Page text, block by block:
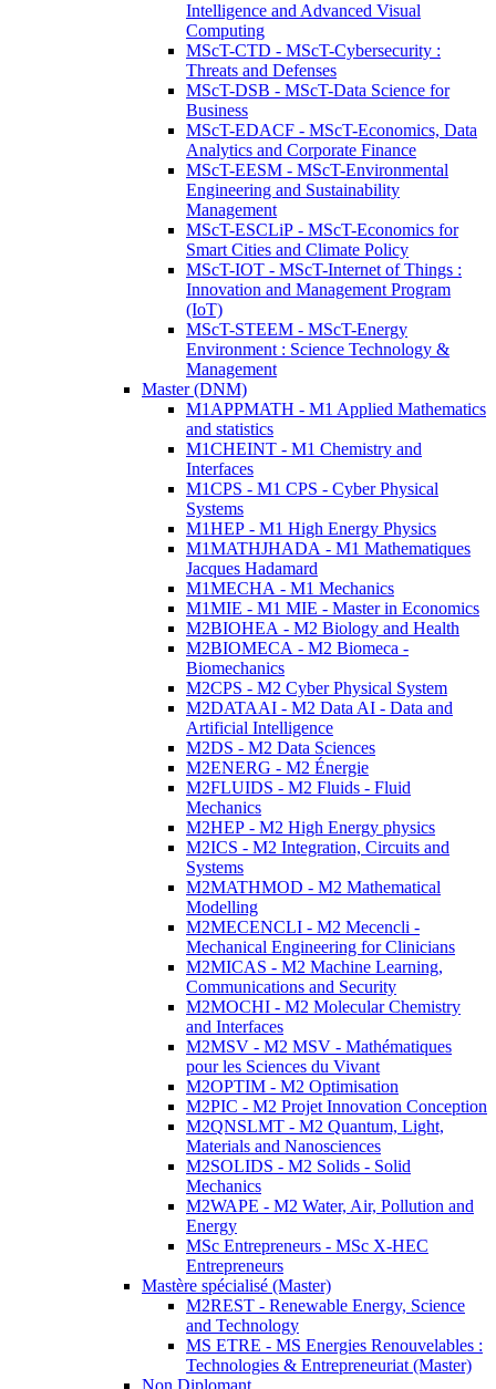
Intelligence and Advanced Visual
Computing
MScT-CTD - MScT-Cybersecurity :
Threats and Defenses
MScT-DSB - MScT-Data Science for
Business
MScT-EDACF - MScT-Economics, Data
Analytics and Corporate Finance
MScT-EESM - MScT-Environmental
Engineering and Sustainability
Management
MScT-ESCLiP - MScT-Economics for
Smart Cities and Climate Policy
MScT-IOT - MScT-Internet of Things :
Innovation and Management Program
(IoT)
MScT-STEEM - MScT-Energy
Environment : Science Technology &
Management
Master (DNM)
M1APPMATH - M1 Applied Mathematics
and statistics
M1CHEINT - M1 Chemistry and
Interfaces
M1CPS - M1 CPS - Cyber Physical
Systems
M1HEP - M1 High Energy Physics
M1MATHJHADA - M1 Mathematiques
Jacques Hadamard
M1MECHA - M1 Mechanics
M1MIE - M1 MIE - Master in Economics
M2BIOHEA - M2 Biology and Health
M2BIOMECA - M2 Biomeca -
Biomechanics
M2CPS - M2 Cyber Physical System
M2DATAAI - M2 Data AI - Data and
Artificial Intelligence
M2DS - M2 Data Sciences
M2ENERG - M2 Énergie
M2FLUIDS - M2 Fluids - Fluid
Mechanics
M2HEP - M2 High Energy physics
M2ICS - M2 Integration, Circuits and
Systems
M2MATHMOD - M2 Mathematical
Modelling
M2MECENCLI - M2 Mecencli -
Mechanical Engineering for Clinicians
M2MICAS - M2 Machine Learning,
Communications and Security
M2MOCHI - M2 Molecular Chemistry
and Interfaces
M2MSV - M2 MSV - Mathématiques
pour les Sciences du Vivant
M2OPTIM - M2 Optimisation
M2PIC - M2 Projet Innovation Conception
M2QNSLMT - M2 Quantum, Light,
Materials and Nanosciences
M2SOLIDS - M2 Solids - Solid
Mechanics
M2WAPE - M2 Water, Air, Pollution and
Energy
MSc Entrepreneurs - MSc X-HEC
Entrepreneurs
Mastère spécialisé (Master)
M2REST - Renewable Energy, Science
and Technology
MS ETRE - MS Energies Renouvelables :
Technologies & Entrepreneuriat (Master)
Non Diplomant